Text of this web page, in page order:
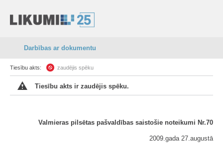
Darbības ar dokumentu
Tiesību akts: zaudējis spēku
Tiesību akts ir zaudējis spēku.
Valmieras pilsētas pašvaldības saistošie noteikumi Nr.70
2009.gada 27.augustā